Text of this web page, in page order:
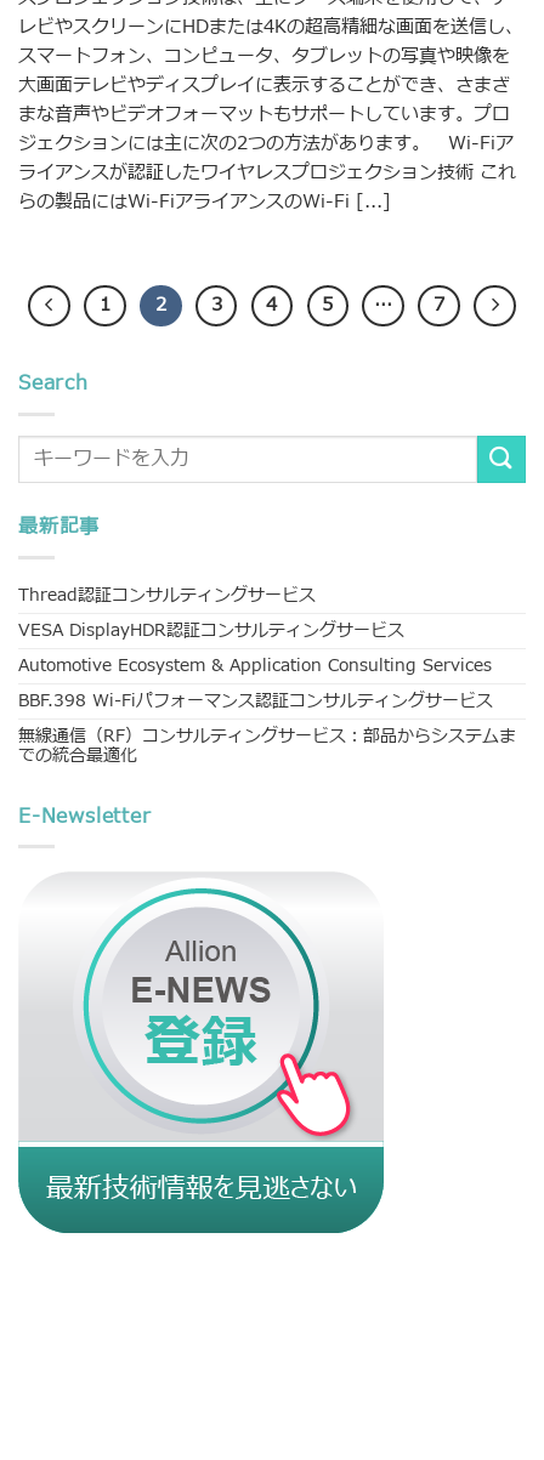
レビやスクリーンにHDまたは4Kの超高精細な画面を送信し、
スマートフォン、コンピュータ、タブレットの写真や映像を
大画面テレビやディスプレイに表示することができ、さまざ
まな音声やビデオフォーマットもサポートしています。プロ
ジェクションには主に次の2つの方法があります。 Wi-Fiア
ライアンスが認証したワイヤレスプロジェクション技術 これ
らの製品にはWi-FiアライアンスのWi-Fi [...]
1 2 3 4 5 … 7
Search
最新記事
Thread認証コンサルティングサービス
VESA DisplayHDR認証コンサルティングサービス
Automotive Ecosystem & Application Consulting Services
BBF.398 Wi-Fiパフォーマンス認証コンサルティングサービス
無線通信（RF）コンサルティングサービス：部品からシステムま
での統合最適化
E-Newsletter